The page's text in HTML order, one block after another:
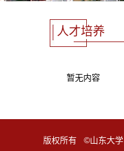
人才培养
暂无内容
版权所有 ©山东大